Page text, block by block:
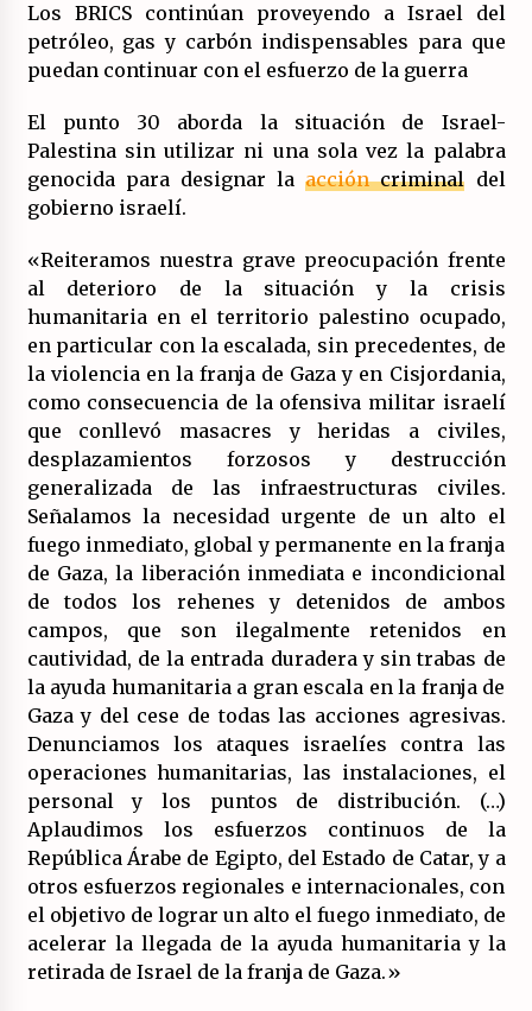
Los BRICS continúan proveyendo a Israel del
petróleo, gas y carbón indispensables para que
puedan continuar con el esfuerzo de la guerra
El punto 30 aborda la situación de Israel-
Palestina sin utilizar ni una sola vez la palabra
genocida para designar laaccióncriminal del
gobierno israelí.
«Reiteramos nuestra grave preocupación frente
al deterioro de la situación y la crisis
humanitaria en el territorio palestino ocupado,
en particular con la escalada, sin precedentes, de
la violencia en la franja de Gaza y en Cisjordania,
como consecuencia de la ofensiva militar israelí
que conllevó masacres y heridas a civiles,
desplazamientos forzosos y destrucción
generalizada de las infraestructuras civiles.
Señalamos la necesidad urgente de un alto el
fuego inmediato, global y permanente en la franja
de Gaza, la liberación inmediata e incondicional
de todos los rehenes y detenidos de ambos
campos, que son ilegalmente retenidos en
cautividad, de la entrada duradera y sin trabas de
la ayuda humanitaria a gran escala en la franja de
Gaza y del cese de todas las acciones agresivas.
Denunciamos los ataques israelíes contra las
operaciones humanitarias, las instalaciones, el
personal y los puntos de distribución. (…)
Aplaudimos los esfuerzos continuos de la
República Árabe de Egipto, del Estado de Catar, y a
otros esfuerzos regionales e internacionales, con
el objetivo de lograr un alto el fuego inmediato, de
acelerar la llegada de la ayuda humanitaria y la
retirada de Israel de la franja de Gaza.»